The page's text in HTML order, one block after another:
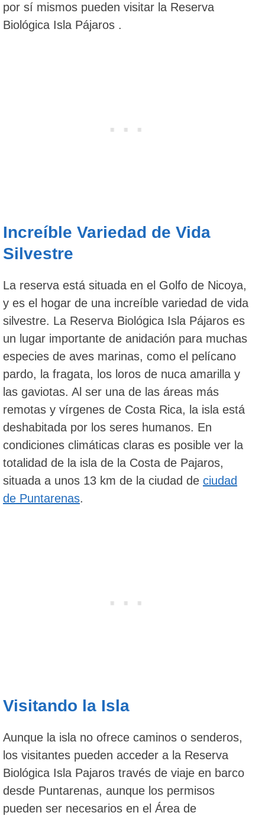
por sí mismos pueden visitar la Reserva
Biológica Isla Pájaros .
Increíble Variedad de Vida
Silvestre
La reserva está situada en el Golfo de Nicoya,
y es el hogar de una increíble variedad de vida
silvestre. La Reserva Biológica Isla Pájaros es
un lugar importante de anidación para muchas
especies de aves marinas, como el pelícano
pardo, la fragata, los loros de nuca amarilla y
las gaviotas. Al ser una de las áreas más
remotas y vírgenes de Costa Rica, la isla está
deshabitada por los seres humanos. En
condiciones climáticas claras es posible ver la
totalidad de la isla de la Costa de Pajaros,
situada a unos 13 km de la ciudad de ciudad
de Puntarenas.
Visitando la Isla
Aunque la isla no ofrece caminos o senderos,
los visitantes pueden acceder a la Reserva
Biológica Isla Pajaros través de viaje en barco
desde Puntarenas, aunque los permisos
pueden ser necesarios en el Área de